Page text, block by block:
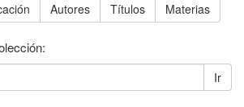
Autores Títulos Materias
Ir